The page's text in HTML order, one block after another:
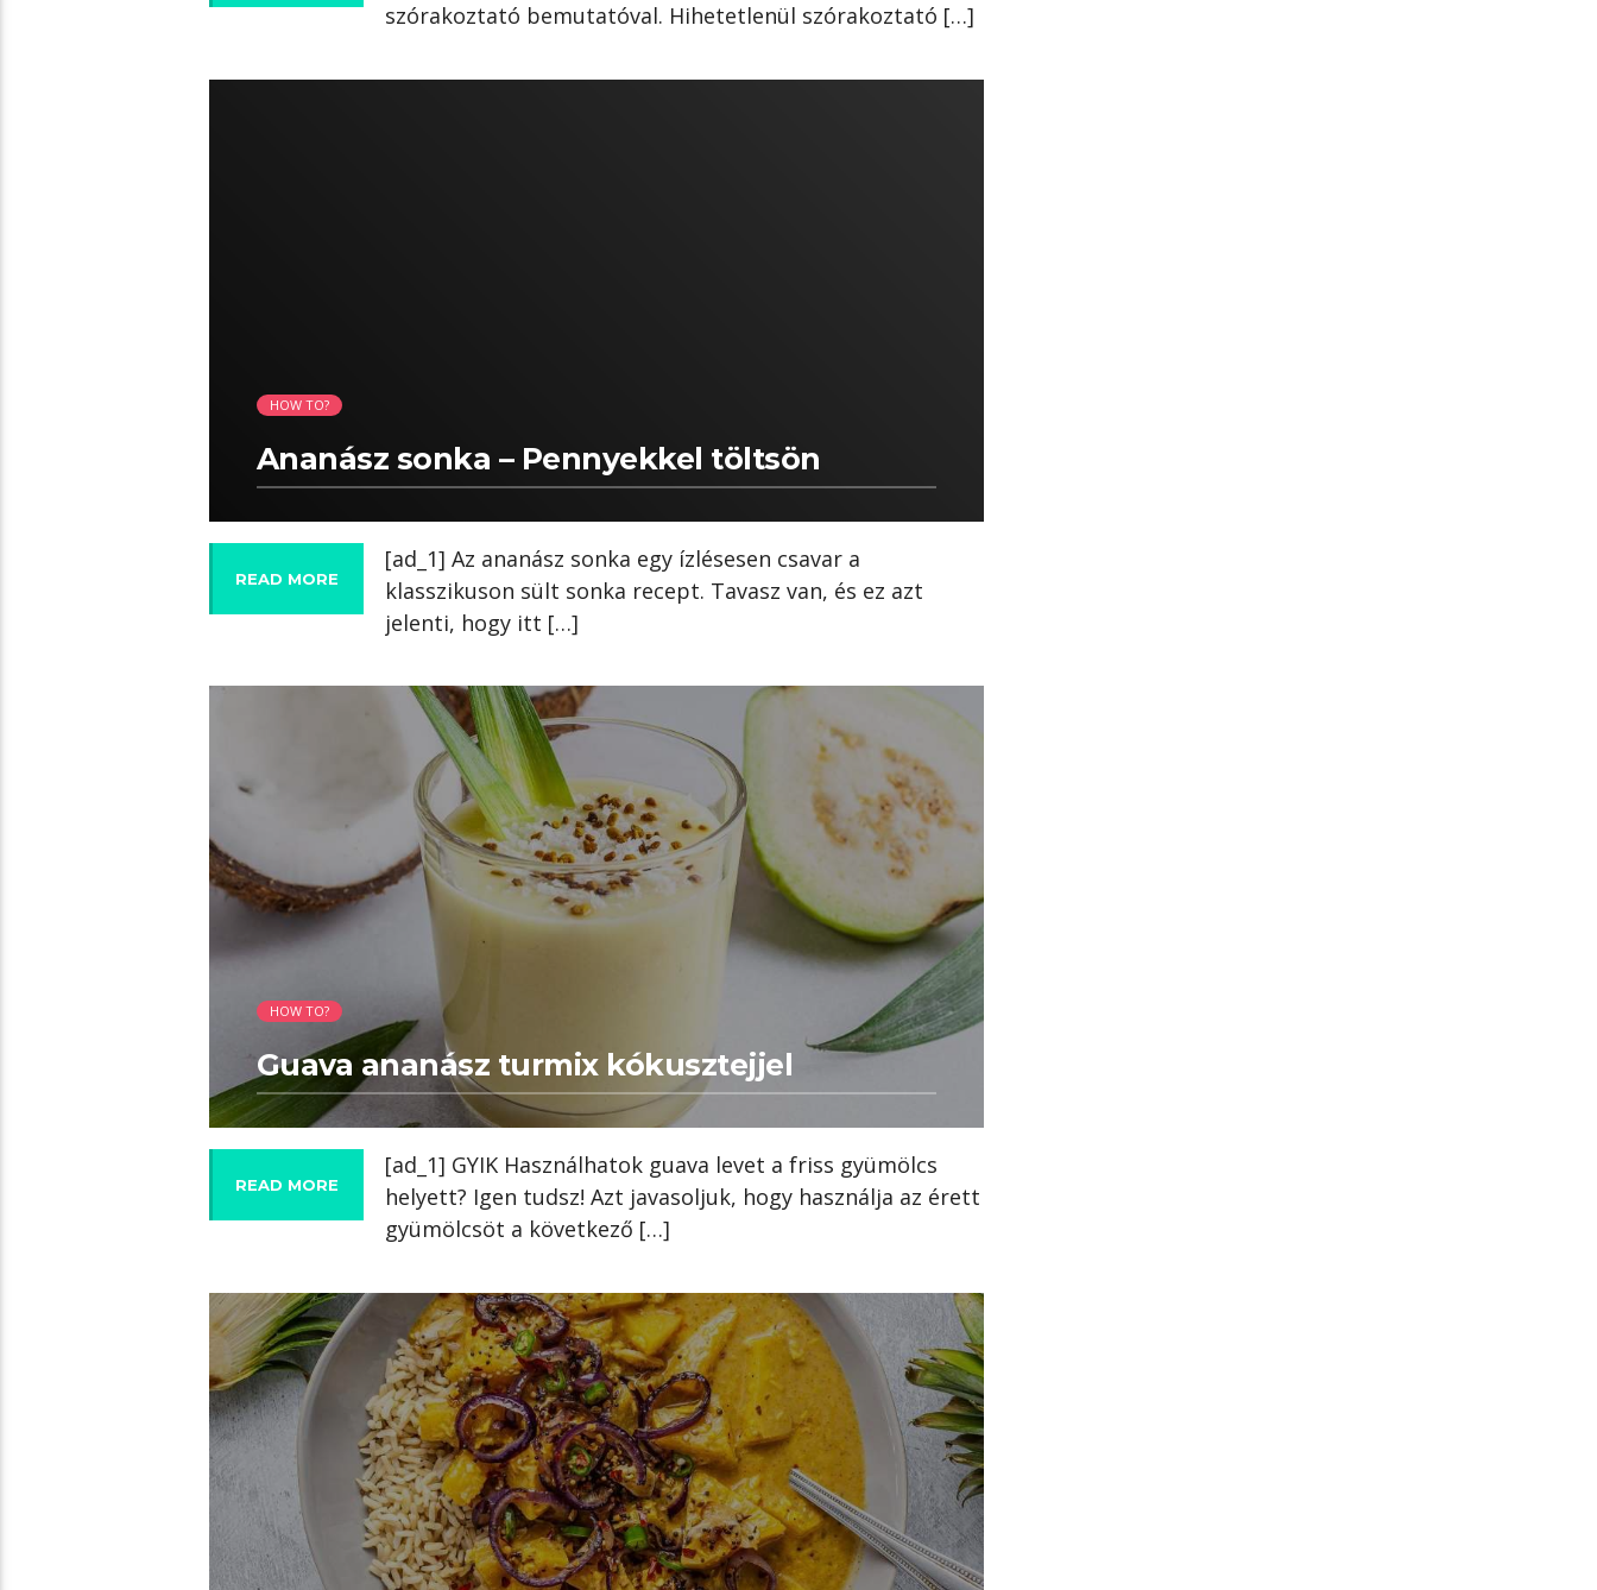
szórakoztató bemutatóval. Hihetetlenül szórakoztató […]
HOW TO?
Ananász sonka – Pennyekkel töltsön
READ MORE
[ad_1] Az ananász sonka egy ízlésesen csavar a
klasszikuson sült sonka recept. Tavasz van, és ez azt
jelenti, hogy itt […]
HOW TO?
Guava ananász turmix kókusztejjel
READ MORE
[ad_1] GYIK Használhatok guava levet a friss gyümölcs
helyett? Igen tudsz! Azt javasoljuk, hogy használja az érett
gyümölcsöt a következő […]
00:29 READ TIME